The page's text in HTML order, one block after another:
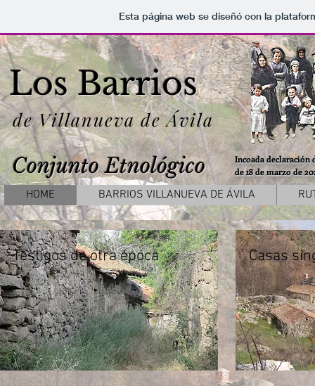
Esta página web se diseñó con la
Los Barrios
de Villanueva de Ávila
Conjunto Etnológico
Incoada
de 18 de marzo de
HOME BARRIOS VILLANUEVA DE ÁVILA
Testigos de otra época Casas